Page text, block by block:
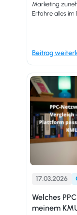
Marketing
Erfahre alles im
Beitrag
17.03.2026
Welches
meinem